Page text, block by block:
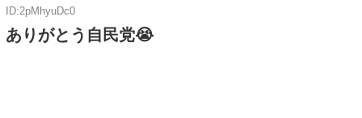
ID:2pMhyuDc0
ありがとう自民党😭